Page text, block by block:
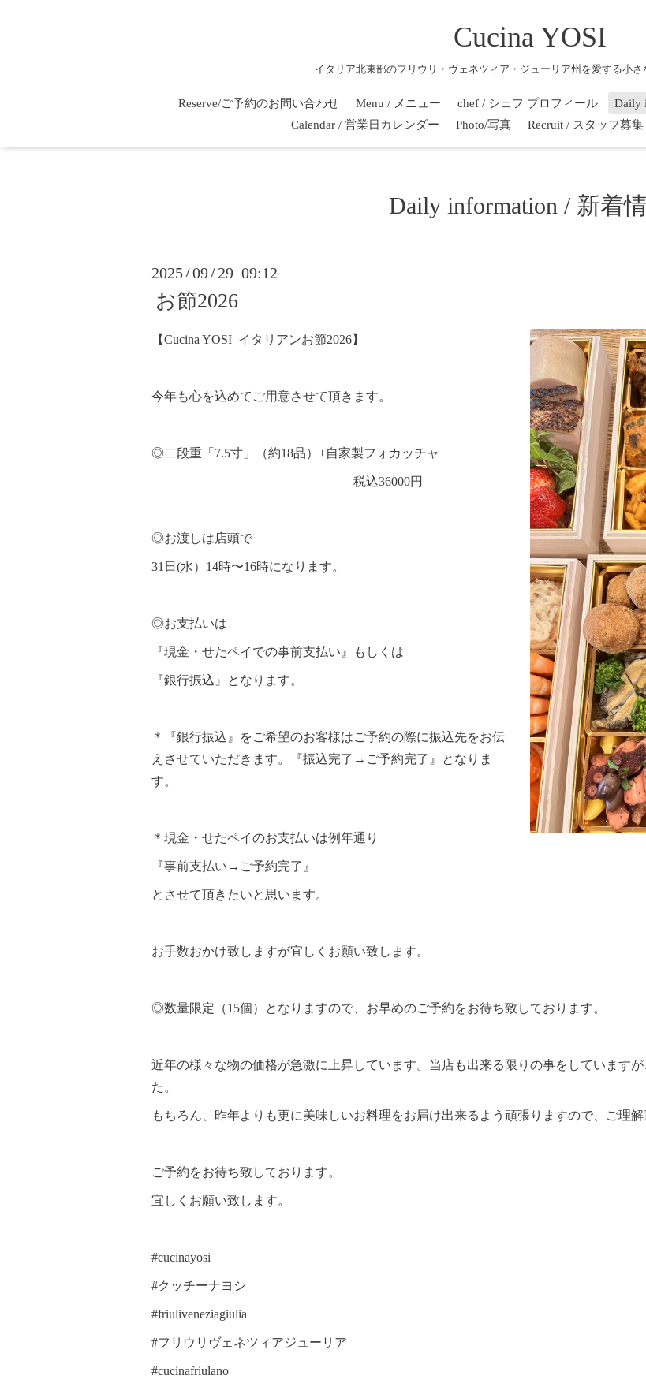
Cucina YOSI
イタリア北東部のフリウリ・ヴェネツィア・ジューリア州を愛する小
Reserve/ご予約のお問い合わせ Menu / メニュー chef / シェフ プロフィール Daily
Calendar / 営業日カレンダー
Photo/写真 Recruit / スタッフ募集
Daily information / 新着
2025 /09 / 29 09:12
お節2026
【Cucina YOSI イタリアンお節2026】
今年も心を込めてご用意させて頂きます。
◎二段重「7.5寸」（約18品）+自家製フォカッチャ
税込36000円
◎お渡しは店頭で
31日(水）14時〜16時になります。
◎お支払いは
『現金・せたペイでの事前支払い』もしくは
『銀行振込』となります。
＊『銀行振込』をご希望のお客様はご予約の際に振込先をお伝
えさせていただきます。『振込完了→ご予約完了』となりま
す。
＊現金・せたペイのお支払いは例年通り
『事前支払い→ご予約完了』
とさせて頂きたいと思います。
お手数おかけ致しますが宜しくお願い致します。
◎数量限定（15個）となりますので、お早めのご予約をお待ち致しております。
近年の様々な物の価格が急激に上昇しています。当店も出来る限りの事をしています
た。
もちろん、昨年よりも更に美味しいお料理をお届け出来るよう頑張りますので、ご理解
ご予約をお待ち致しております。
宜しくお願い致します。
#cucinayosi
#クッチーナヨシ
#friuliveneziagiulia
#フリウリヴェネツィアジューリア
#cucinafriulano